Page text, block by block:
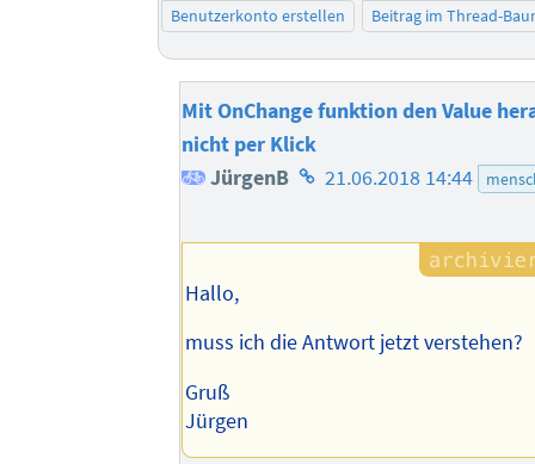
Benutzerkonto erstellen
Beitrag im Thread-
Mit OnChange funktion den Value
nicht per Klick
JürgenB Homepage
Autors
21.06.2018 14:44
Hallo,
muss ich die Antwort jetzt verstehen?
Gruß
Jürgen